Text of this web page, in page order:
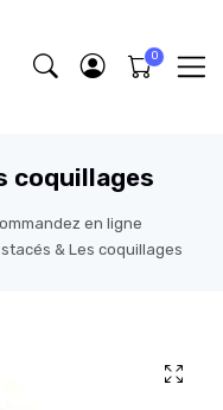
coquillages
en ligne
& Les coquillages